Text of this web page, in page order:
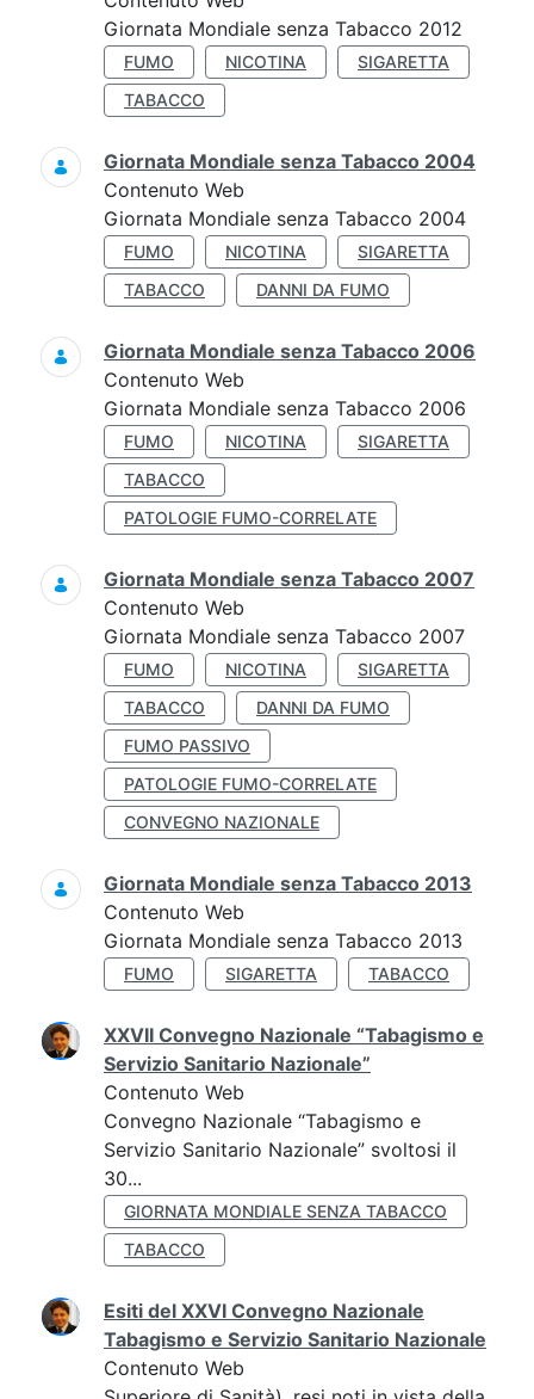
Giornata Mondiale senza Tabacco 2012
FUMO NICOTINA
SIGARETTA
TABACCO
Giornata Mondiale senza Tabacco 2004
Contenuto Web
Giornata Mondiale senza Tabacco 2004
FUMO NICOTINA
SIGARETTA
TABACCO
DANNI DA FUMO
Giornata Mondiale senza Tabacco 2006
Contenuto Web
Giornata Mondiale senza Tabacco 2006
FUMO NICOTINA
SIGARETTA
TABACCO
PATOLOGIE FUMO-CORRELATE
Giornata Mondiale senza Tabacco 2007
Contenuto Web
Giornata Mondiale senza Tabacco 2007
FUMO NICOTINA
SIGARETTA
TABACCO
DANNI DA FUMO
FUMO PASSIVO
PATOLOGIE FUMO-CORRELATE
CONVEGNO NAZIONALE
Giornata Mondiale senza Tabacco 2013
Contenuto Web
Giornata Mondiale senza Tabacco 2013
FUMO SIGARETTA TABACCO
XXVII Convegno Nazionale “Tabagismo e
Servizio Sanitario Nazionale”
Contenuto Web
Convegno Nazionale “Tabagismo e
Servizio Sanitario Nazionale” svoltosi il
30...
GIORNATA MONDIALE SENZA TABACCO
TABACCO
Esiti del XXVI Convegno Nazionale
Tabagismo e Servizio Sanitario Nazionale
Contenuto Web